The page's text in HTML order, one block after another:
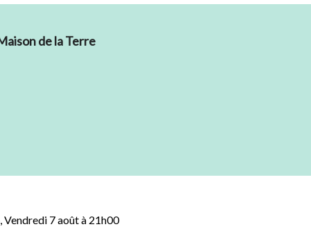
de la Terre
Vendredi 7 août à 21h00